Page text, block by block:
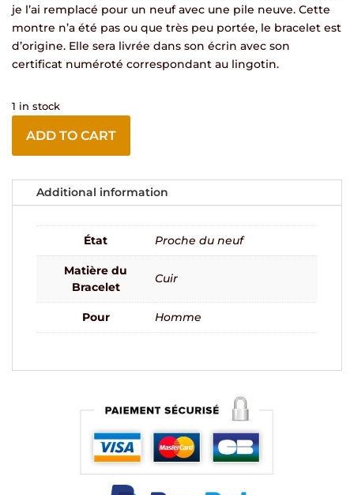
je l’ai remplacé pour un neuf avec une pile neuve. Cette
montre n’a été pas ou que très peu portée, le bracelet est
d’origine. Elle sera livrée dans son écrin avec son
certificat numéroté correspondant au lingotin.
1 in stock
ADD TO CART
Additional information
État Proche du neuf
Matière du
Bracelet
Cuir
Pour Homme